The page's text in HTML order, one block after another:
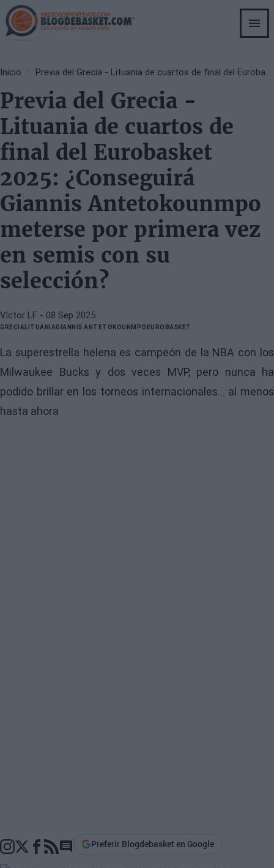
Skip
to
main
Breadcrumb
Inicio Previa del Grecia - Lituania de cuartos de final del Eurobasket 2025: ¿Conseguirá Giannis Antetokounmpo meterse por primera vez en semis con su selección?
Previa del Grecia -
Lituania de cuartos de
final del Eurobasket
2025: ¿Conseguirá
Giannis Antetokounmpo
meterse por primera vez
en semis con su
selección?
Víctor LF - 08 Sep 2025
GRECIALITUANIAGIANNIS ANTETOKOUNMPO EUROBASKET
La superestrella helena es campeón de la NBA con los
Milwaukee Bucks y dos veces MVP, pero nunca ha
podido brillar en los torneos internacionales... al menos
hasta ahora
Go to comments section
Preferir Blogdebasket en Google